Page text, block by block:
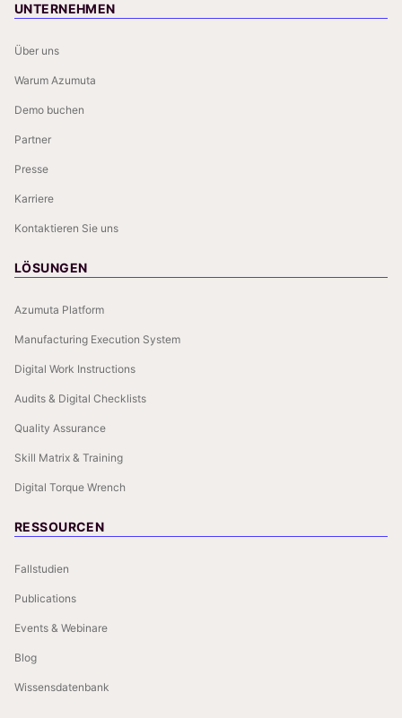
UNTERNEHMEN
Über uns
Warum Azumuta
Demo buchen
Partner
Presse
Karriere
Kontaktieren Sie uns
LÖSUNGEN
Azumuta Platform
Manufacturing Execution System
Digital Work Instructions
Audits & Digital Checklists
Quality Assurance
Skill Matrix & Training
Digital Torque Wrench
RESSOURCEN
Fallstudien
Publications
Events & Webinare
Blog
Wissensdatenbank